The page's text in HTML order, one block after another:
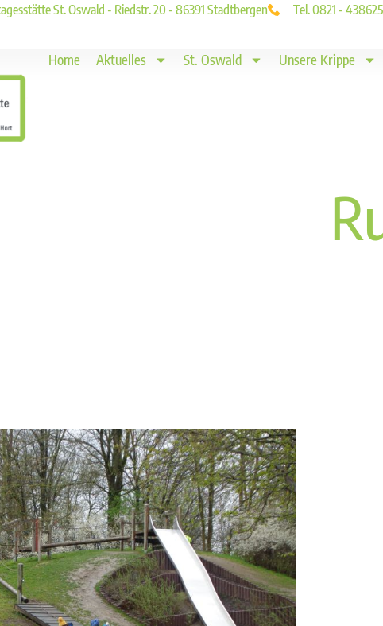
St. Oswald - Riedstr. 20 - 86391 Stadtbergen Tel. 0821 - 438625
Home Aktuelles St. Oswald Unsere Krippe